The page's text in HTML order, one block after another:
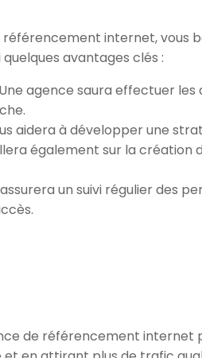
internet, vous
avantages clés :
Une agence saura effectuer
aidera à développer une
également sur la
assurera un suivi régulier des
de référencement internet